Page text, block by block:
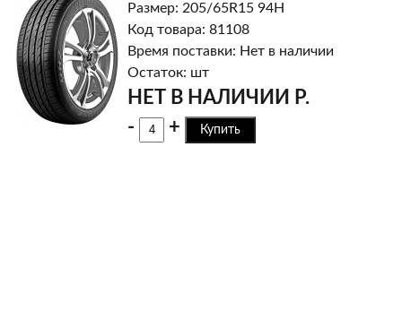
Размер: 205/65R15 94H
Код товара: 81108
Время поставки: Нет в наличии
Остаток: шт
НЕТ В НАЛИЧИИ Р.
-
+ Купить